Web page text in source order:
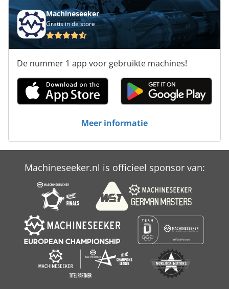
Epson
Epson 11800
Ferag
Grafopress
Gretag
Ontwikkelaar
Roterende Drukmachine
Techkon
Machineseeker
Gratis in de store
De nummer 1 app voor gebruikte machines!
Meer informatie
Machineseeker.nl is officieel sponsor van: